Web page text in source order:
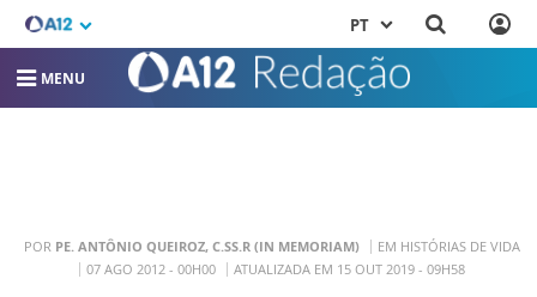
PT
MENU
POR PE. ANTÔNIO QUEIROZ, C.SS.R (IN MEMORIAM)
EM HISTÓRIAS DE VIDA
07 AGO 2012 - 00H00
ATUALIZADA EM 15 OUT 2019 - 09H58